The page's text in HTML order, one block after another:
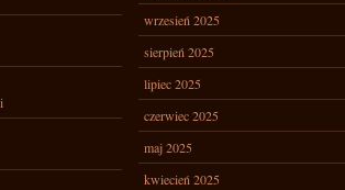
wrzesień 2025
sierpień 2025
lipiec 2025
czerwiec 2025
maj 2025
kwiecień 2025